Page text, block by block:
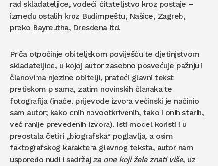
rad skladateljice, vodeći čitateljstvo kroz postaje –
između ostalih kroz Budimpeštu, Našice, Zagreb,
preko Bayreutha, Dresdena itd.
Priča otpočinje obiteljskom poviješću te djetinjstvom
skladateljice, u kojoj autor zasebno posvećuje pažnju i
članovima njezine obitelji, prateći glavni tekst
pretiskom pisama, zatim novinskih članaka te
fotografija (inače, prijevode izvora većinski je načinio
sam autor; kako onih novootkrivenih, tako i onih starih,
već ranije prevedenih izvora). Isti model koristi i u
preostala četiri „biografska“ poglavlja, a osim
faktografskog karaktera glavnog teksta, autor nam
usporedo nudi i sadržaj za one koji žele znati više, uz